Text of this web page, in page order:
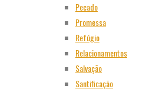
Pecado
Promessa
Refúgio
Relacionamentos
Salvação
Santificação